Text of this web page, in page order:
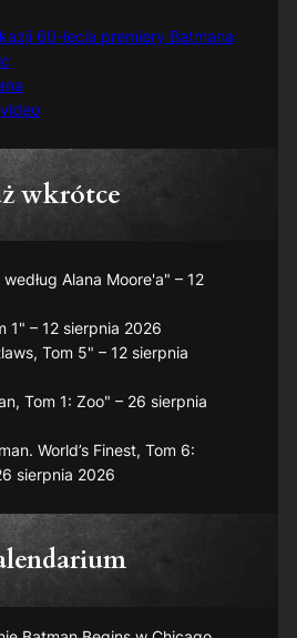
60-lecia premiery Batmana
wkrótce
Alana Moore'a" – 12
1" – 12 sierpnia 2026
Tom 5" – 12 sierpnia
Tom 1: Zoo" – 26 sierpnia
World’s Finest, Tom 6:
sierpnia 2026